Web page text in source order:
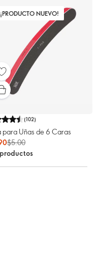
¡PRODUCTO NUEVO!
(102)
para Uñas de 6 Caras
$5.00